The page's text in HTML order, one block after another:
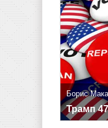
Борис
Трамп